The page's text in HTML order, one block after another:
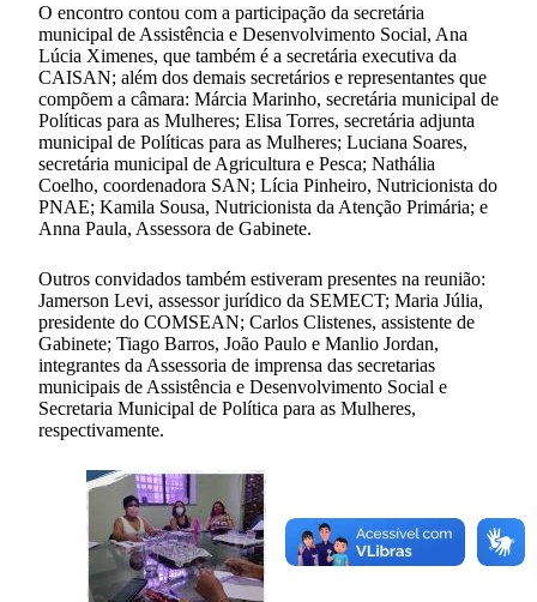
O encontro contou com a participação da secretária
municipal de Assistência e Desenvolvimento Social, Ana
Lúcia Ximenes, que também é a secretária executiva da
CAISAN; além dos demais secretários e representantes que
compõem a câmara: Márcia Marinho, secretária municipal de
Políticas para as Mulheres; Elisa Torres, secretária adjunta
municipal de Políticas para as Mulheres; Luciana Soares,
secretária municipal de Agricultura e Pesca; Nathália
Coelho, coordenadora SAN; Lícia Pinheiro, Nutricionista do
PNAE; Kamila Sousa, Nutricionista da Atenção Primária; e
Anna Paula, Assessora de Gabinete.
Outros convidados também estiveram presentes na reunião:
Jamerson Levi, assessor jurídico da SEMECT; Maria Júlia,
presidente do COMSEAN; Carlos Clistenes, assistente de
Gabinete; Tiago Barros, João Paulo e Manlio Jordan,
integrantes da Assessoria de imprensa das secretarias
municipais de Assistência e Desenvolvimento Social e
Secretaria Municipal de Política para as Mulheres,
respectivamente.